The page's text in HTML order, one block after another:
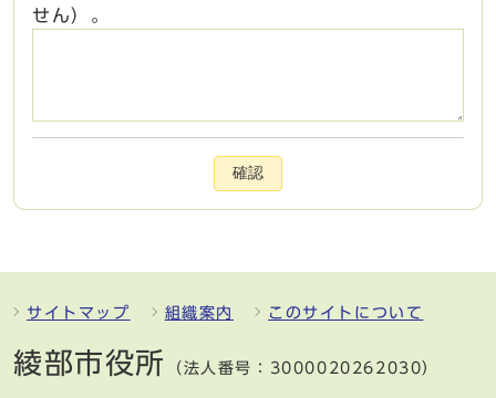
せん）。
確認
サイトマップ 組織案内 このサイトについて
綾部市役所 （法人番号：3000020262030）